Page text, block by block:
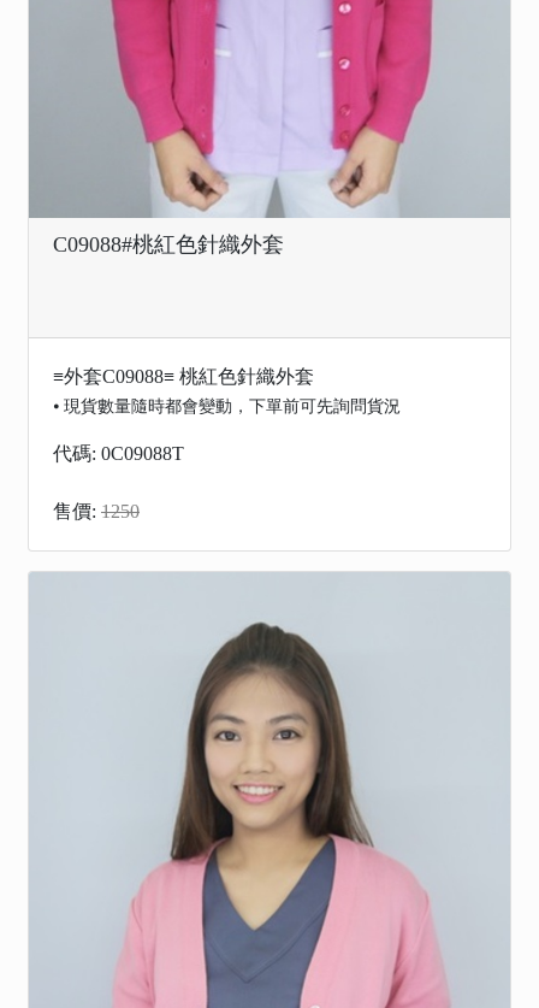
C09088#桃紅色針織外套
≡外套C09088≡ 桃紅色針織外套
⦁ 現貨數量隨時都會變動，下單前可先詢問貨況
代碼: 0C09088T
售價: 1250